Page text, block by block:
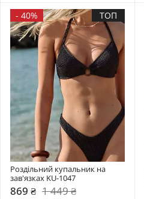
- 40% ТОП
Роздільний купальник на
зав'язках KU-1047
869 ₴ 1 449 ₴